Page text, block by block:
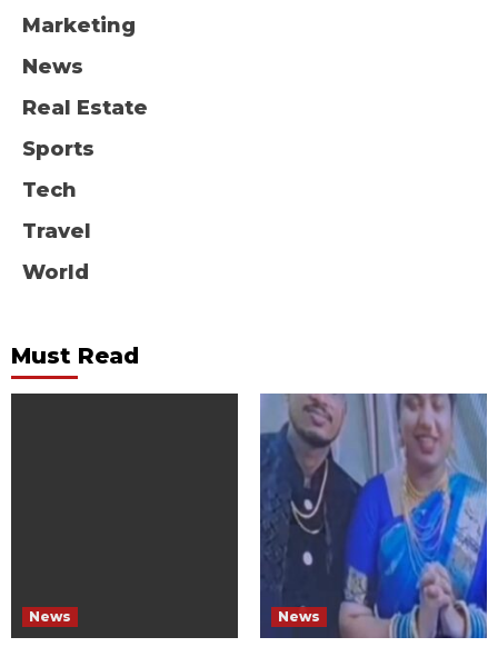
Marketing
News
Real Estate
Sports
Tech
Travel
World
Must Read
News News